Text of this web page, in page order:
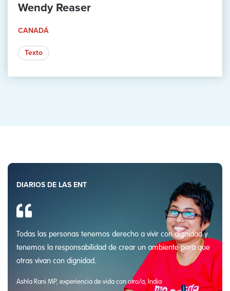
Wendy Reaser
CANADÁ
Texto
DIARIOS DE LAS ENT
Todas las personas tenemos derecho a vivir con dignidad y
tenemos la responsabilidad de crear un ambiente para que
otras vivan con dignidad.
Ashla Rani MP, experiencia de vida con otro/a, India